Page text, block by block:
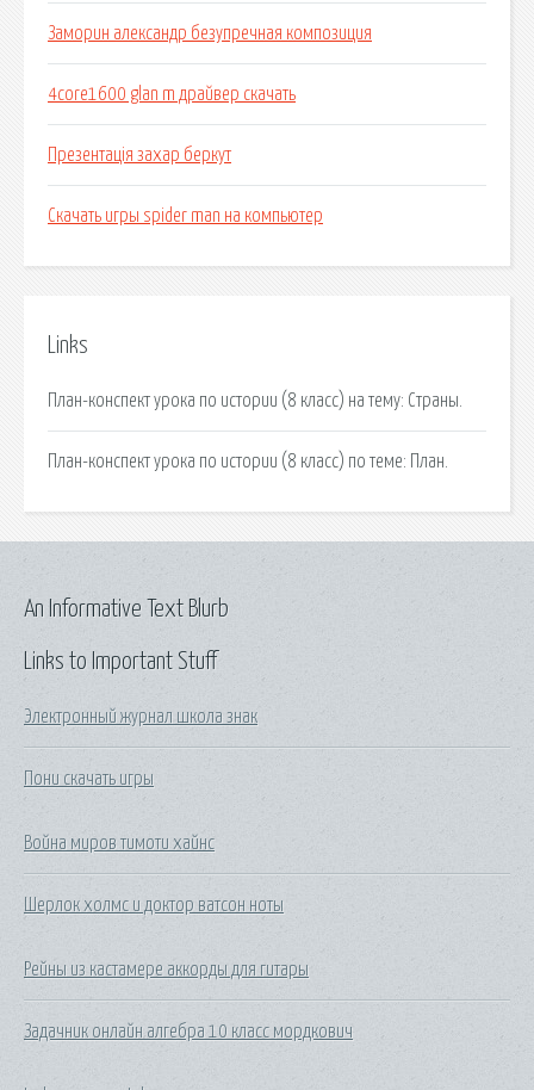
Заморин александр безупречная композиция
4core1600 glan m драйвер скачать
Презентація захар беркут
Скачать игры spider man на компьютер
Links
План-конспект урока по истории (8 класс) на тему: Страны.
План-конспект урока по истории (8 класс) по теме: План.
Links to Important Stuff
Электронный журнал школа знак
Пони скачать игры
Война миров тимоти хайнс
Шерлок холмс и доктор ватсон ноты
Рейны из кастамере аккорды для гитары
Задачник онлайн алгебра 10 класс мордкович
An Informative Text Blurb